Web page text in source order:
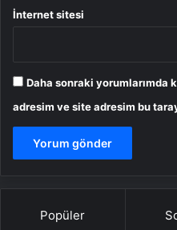
İnternet sitesi
Daha sonraki yorumlarımda
adresim ve site adresim bu
Popüler